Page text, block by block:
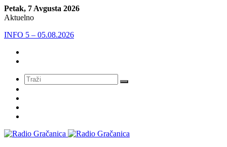
Petak, 7 Avgusta 2026
Aktuelno
INFO 5 – 04.08.2026.